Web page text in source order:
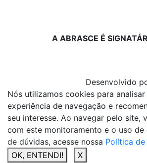
A ABRASCE É
Desenvolvido
Nós utilizamos cookies para
experiência de navegação e
seu interesse. Ao navegar pelo site,
com este monitoramento e o uso de
de dúvidas, acesse nossa Política
OK, ENTENDI!
X